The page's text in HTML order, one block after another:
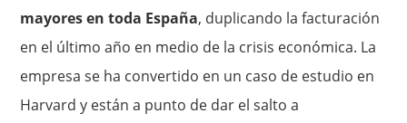
mayores en toda España, duplicando la facturación
en el último año en medio de la crisis económica. La
empresa se ha convertido en un caso de estudio en
Harvard y están a punto de dar el salto a